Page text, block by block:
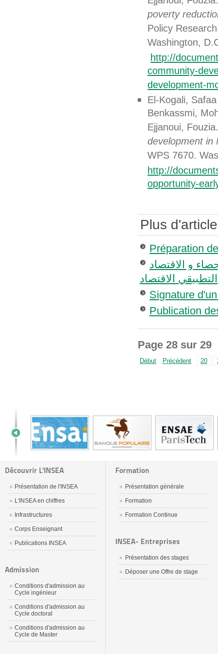
poverty
Policy
Washington,
http://
community-
development-
El-Kogali,
Benkassmi,
Ejjanoui,
development in
WPS 7670.
http://
opportunity-
Plus
Préparation
و الاقتصاد
التطبيقي الاقتصاد
Signature
Publication
Page 28 sur 29
Début Précédent 20
Découvrir L'INSEA
Présentation de l'INSEA
L'INSEA en chiffres
Infrastructures
Corps Enseignant
Publications INSEA
Admission
Conditions d'admission au
Cycle ingénieur
Conditions d'admission au
Cycle doctoral
Conditions d'admission au
Cycle de Master
Formation
Présentation générale
Formation
Formation Continue
INSEA- Entreprises
Présentation des stages
Déposer une Offre de stage